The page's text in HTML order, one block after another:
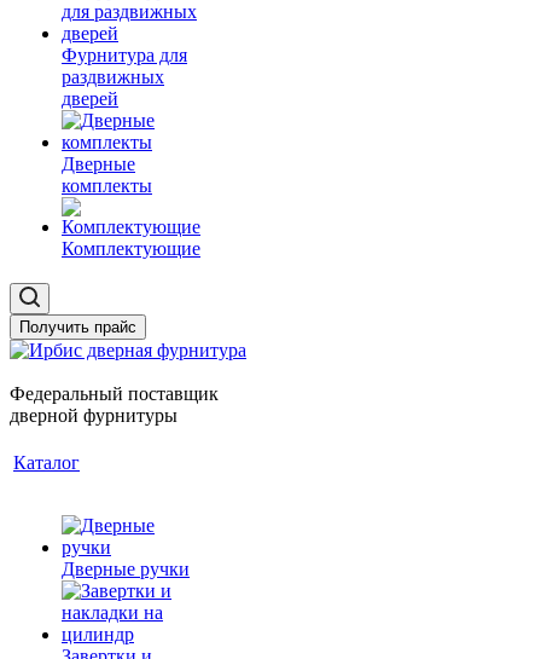
Фурнитура для
раздвижных
дверей
Дверные
комплекты
Комплектующие
Получить прайс
Федеральный поставщик
дверной фурнитуры
Каталог
Дверные ручки